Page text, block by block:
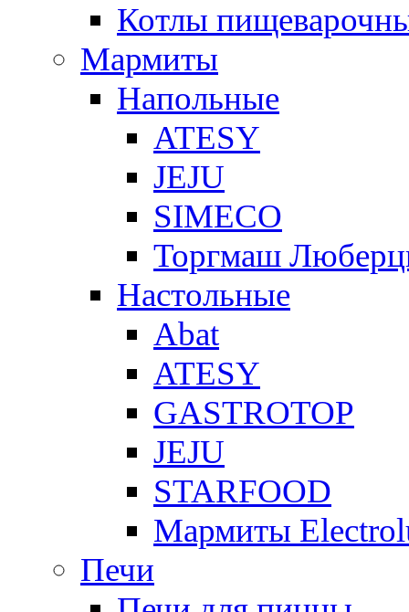
Котлы
Мармиты
Напольные
ATESY
JEJU
SIMECO
Торгмаш
Настольные
Abat
ATESY
GASTROTOP
JEJU
STARFOOD
Мармиты
Печи